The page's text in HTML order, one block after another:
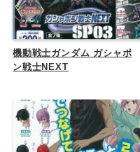
機動戦士ガンダム ガシャポ
ン戦士NEXT